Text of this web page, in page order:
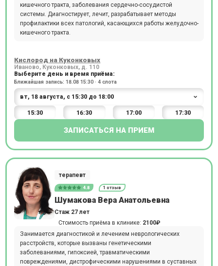
кишечного тракта, заболевания сердечно-сосудистой
системы. Диагностирует, лечит, разрабатывает методы
профилактики всех патологий, касающихся работы желудочно-
кишечного тракта.
Кислород на Куконковых
Иваново, Куконковых, д. 110
Выберите день и время приёма:
Ближайшая запись: 18.08 15:30 · 4 слота
15:30 16:30 17:00 17:30
ЗАПИСАТЬСЯ НА ПРИЕМ
терапевт
4.8 1 отзыв
Шумакова Вера Анатольевна
Стаж 27 лет
Стоимость приёма в клинике: 2100₽
Занимается диагностикой и лечением неврологических
расстройств, которые вызваны генетическими
заболеваниями, гипоксией, травматическими
повреждениями, дистрофическими нарушениями в суставных